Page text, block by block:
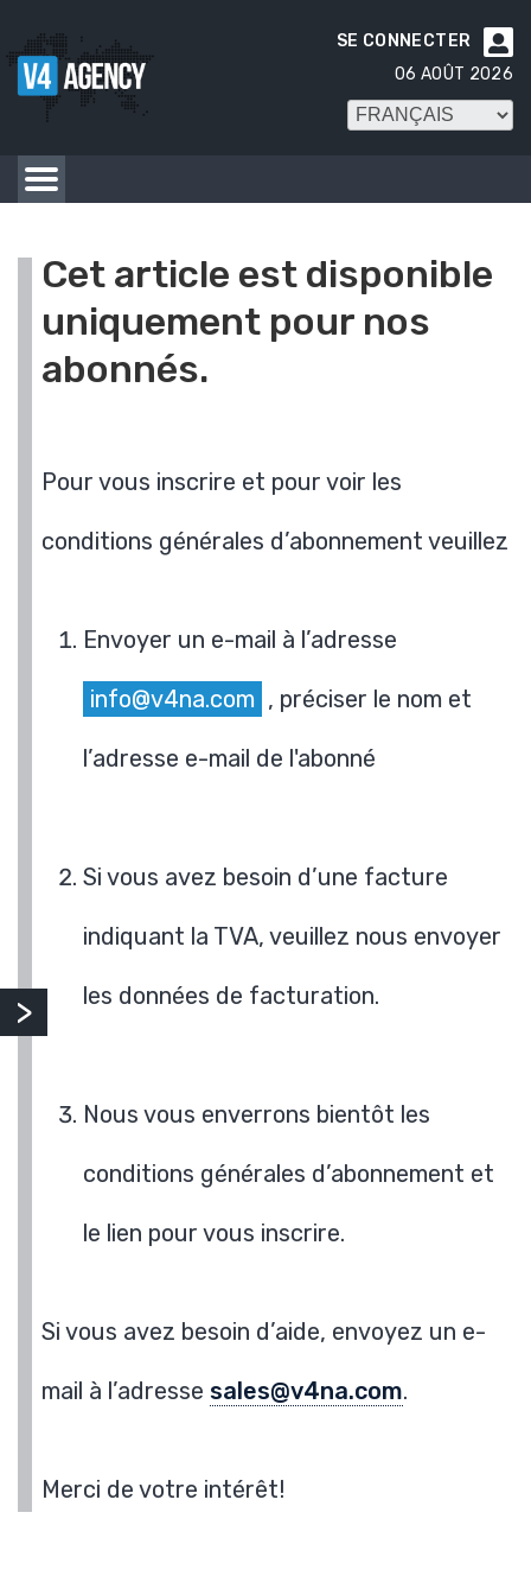

SE CONNECTER
06 AOÛT 2026
Cet article est disponible
uniquement pour nos
abonnés.
Pour vous inscrire et pour voir les
conditions générales d’abonnement veuillez
Envoyer un e-mail à l’adresse
info@v4na.com , préciser le nom et
l’adresse e-mail de l'abonné
Si vous avez besoin d’une facture
indiquant la TVA, veuillez nous envoyer
les données de facturation.
Nous vous enverrons bientôt les
conditions générales d’abonnement et
le lien pour vous inscrire.
Si vous avez besoin d’aide, envoyez un e-
mail à l’adresse sales@v4na.com.
Merci de votre intérêt!